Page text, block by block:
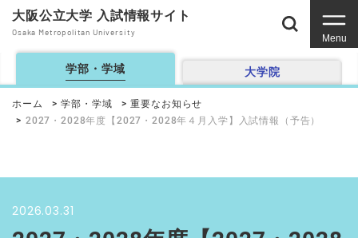
大阪公立大学 入試情報サイト
Osaka Metropolitan University
Menu
学部・学域 大学院
ホーム 学部・学域
重要なお知らせ
2027・2028年度【2027・2028年４月入学】入試情報（予告）
2026.03.31